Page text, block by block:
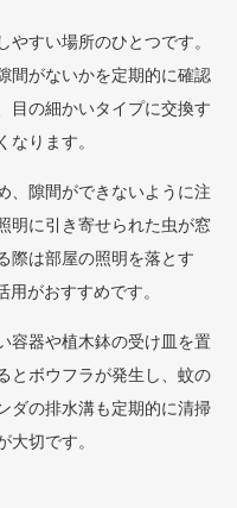
すい場所のひとつです。
間がないかを定期的に確認
目の細かいタイプに交換す
なります。
、隙間ができないように注
明に引き寄せられた虫が窓
際は部屋の照明を落とす
がおすすめです。
容器や植木鉢の受け皿を置
とボウフラが発生し、蚊の
ダの排水溝も定期的に清掃
大切です。